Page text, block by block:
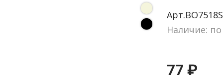
Наличие:
77 ₽